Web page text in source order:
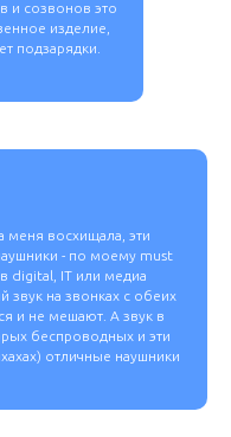
и созвонов это
изделие,
подзарядки.
меня восхищала, эти
- по моему must
digital, IT или медиа
звук на звонках с обеих
и не мешают. А звук в
беспроводных и эти
отличные наушники